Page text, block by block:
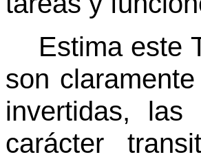
Estima este
son
invertidas,
carácter